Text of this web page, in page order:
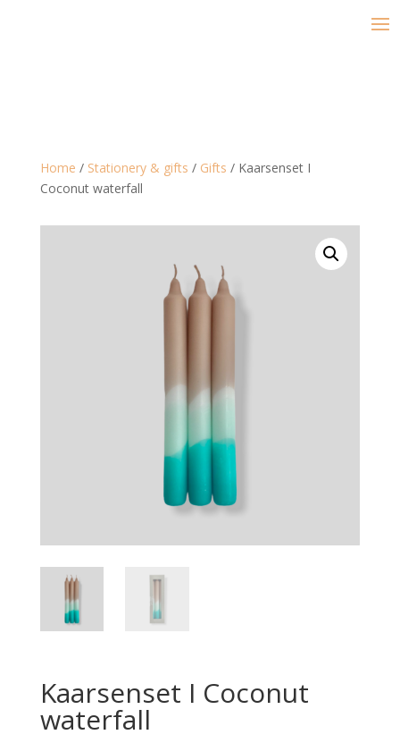
Home / Stationery & gifts / Gifts / Kaarsenset I
Coconut waterfall
Kaarsenset I Coconut
waterfall